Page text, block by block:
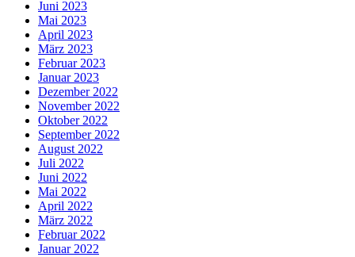
Juni 2023
Mai 2023
April 2023
März 2023
Februar 2023
Januar 2023
Dezember 2022
November 2022
Oktober 2022
September 2022
August 2022
Juli 2022
Juni 2022
Mai 2022
April 2022
März 2022
Februar 2022
Januar 2022